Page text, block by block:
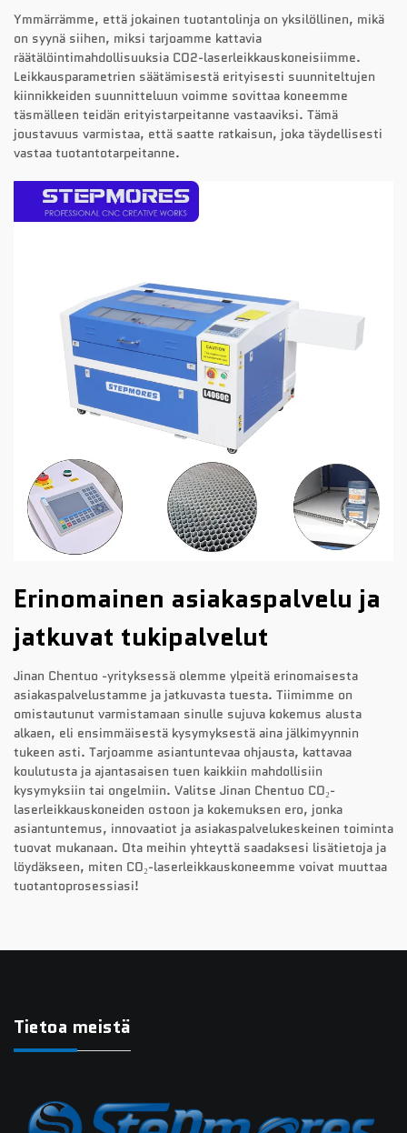
Ymmärrämme, että jokainen tuotantolinja on yksilöllinen, mikä
on syynä siihen, miksi tarjoamme kattavia
räätälöintimahdollisuuksia CO2-laserleikkauskoneisiimme.
Leikkausparametrien säätämisestä erityisesti suunniteltujen
kiinnikkeiden suunnitteluun voimme sovittaa koneemme
täsmälleen teidän erityistarpeitanne vastaaviksi. Tämä
joustavuus varmistaa, että saatte ratkaisun, joka täydellisesti
vastaa tuotantotarpeitanne.
Erinomainen asiakaspalvelu ja
jatkuvat tukipalvelut
Jinan Chentuo -yrityksessä olemme ylpeitä erinomaisesta
asiakaspalvelustamme ja jatkuvasta tuesta. Tiimimme on
omistautunut varmistamaan sinulle sujuva kokemus alusta
alkaen, eli ensimmäisestä kysymyksestä aina jälkimyynnin
tukeen asti. Tarjoamme asiantuntevaa ohjausta, kattavaa
koulutusta ja ajantasaisen tuen kaikkiin mahdollisiin
kysymyksiin tai ongelmiin. Valitse Jinan Chentuo CO₂-
laserleikkauskoneiden ostoon ja kokemuksen ero, jonka
asiantuntemus, innovaatiot ja asiakaspalvelukeskeinen toiminta
tuovat mukanaan. Ota meihin yhteyttä saadaksesi lisätietoja ja
löydäkseen, miten CO₂-laserleikkauskoneemme voivat muuttaa
tuotantoprosessiasi!
Tietoa meistä